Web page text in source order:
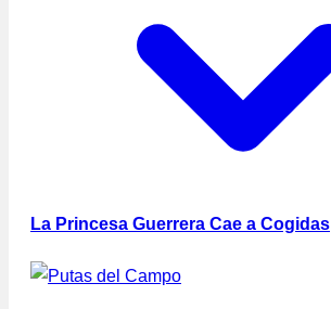
La Princesa Guerrera Cae a Cogidas